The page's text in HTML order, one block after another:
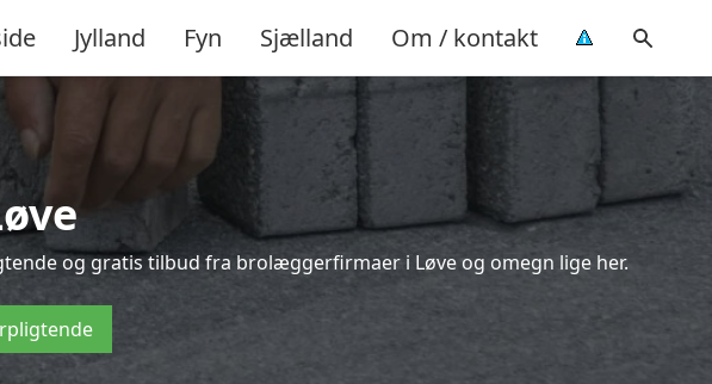
Jylland Fyn Sjælland Om / kontakt
og gratis tilbud fra brolæggerfirmaer i Løve og omegn lige her.